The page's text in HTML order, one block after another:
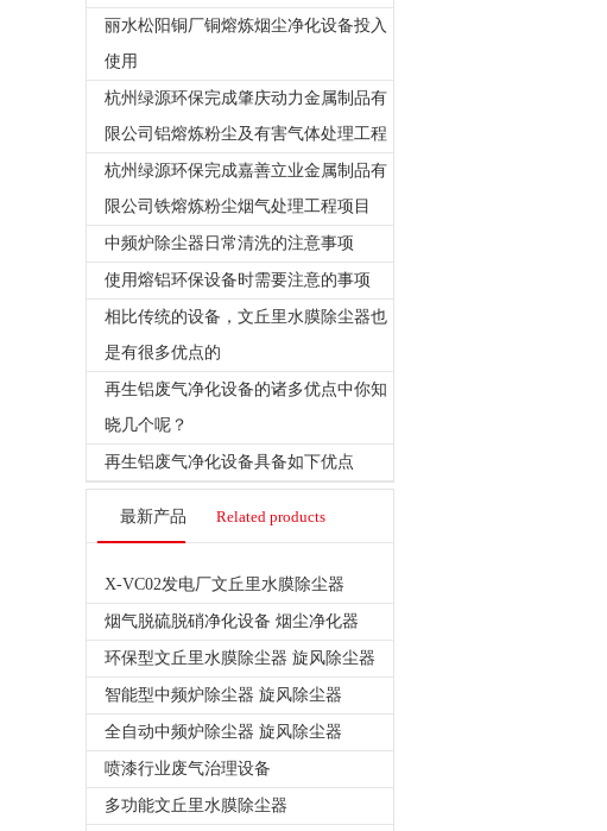
丽水松阳铜厂铜熔炼烟尘净化设备投入
使用
杭州绿源环保完成肇庆动力金属制品有
限公司铝熔炼粉尘及有害气体处理工程
杭州绿源环保完成嘉善立业金属制品有
限公司铁熔炼粉尘烟气处理工程项目
中频炉除尘器日常清洗的注意事项
使用熔铝环保设备时需要注意的事项
相比传统的设备，文丘里水膜除尘器也
是有很多优点的
再生铝废气净化设备的诸多优点中你知
晓几个呢？
再生铝废气净化设备具备如下优点
最新产品 Related products
X-VC02发电厂文丘里水膜除尘器
烟气脱硫脱硝净化设备 烟尘净化器
环保型文丘里水膜除尘器 旋风除尘器
智能型中频炉除尘器 旋风除尘器
全自动中频炉除尘器 旋风除尘器
喷漆行业废气治理设备
多功能文丘里水膜除尘器